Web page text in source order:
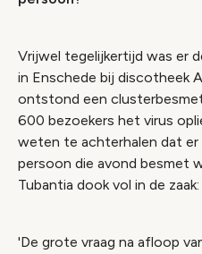
Vrijwel tegelijkertijd was er
in Enschede bij discotheek
ontstond een
600 bezoekers het virus
weten te achterhalen dat er
persoon die avond besmet
Tubantia dook vol in de zaak:
'De grote vraag na afloop